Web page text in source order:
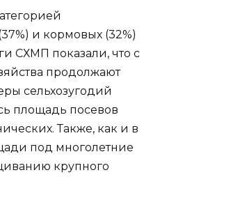
и кормовых (32%)
СХМП показали, что с
продолжают
сельхозугодий
площадь посевов
Также, как и в
под многолетние
крупного